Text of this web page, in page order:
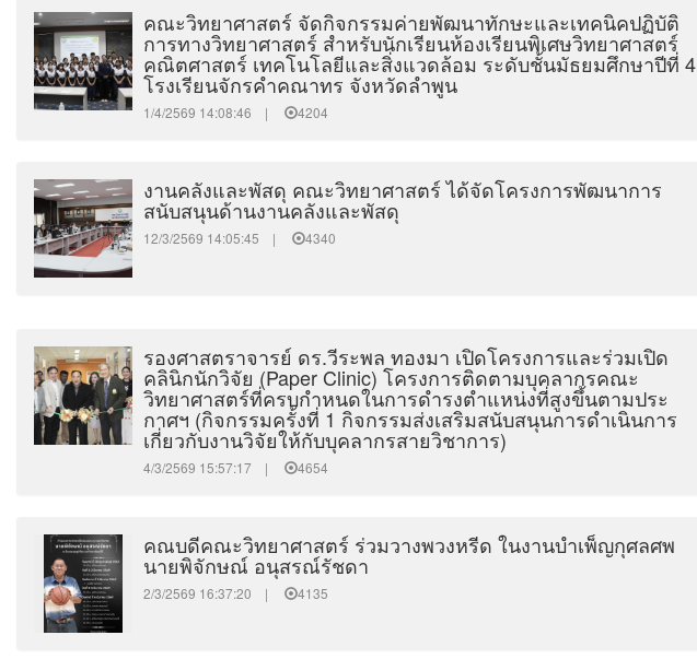
คณะวิทยาศาสตร์ จัดกิจกรรมค่ายพัฒนาทักษะและเทคนิคปฏิบัติ
การทางวิทยาศาสตร์ สำหรับนักเรียนห้องเรียนพิเศษวิทยาศาสตร์
คณิตศาสตร์ เทคโนโลยีและสิ่งแวดล้อม ระดับชั้นมัธยมศึกษาปีที่ 4
โรงเรียนจักรคำคณาทร จังหวัดลำพูน
1/4/2569 14:08:46 | 4204
งานคลังและพัสดุ คณะวิทยาศาสตร์ ได้จัดโครงการพัฒนาการ
สนับสนุนด้านงานคลังและพัสดุ
12/3/2569 14:05:45 | 4340
รองศาสตราจารย์ ดร.วีระพล ทองมา เปิดโครงการและร่วมเปิด
คลินิกนักวิจัย (Paper Clinic) โครงการติดตามบุคลากรคณะ
วิทยาศาสตร์ที่ครบกำหนดในการดำรงตำแหน่งที่สูงขึ้นตามประ
กาศฯ (กิจกรรมครั้งที่ 1 กิจกรรมส่งเสริมสนับสนุนการดำเนินการ
เกี่ยวกับงานวิจัยให้กับบุคลากรสายวิชาการ)
4/3/2569 15:57:17 | 4654
คณบดีคณะวิทยาศาสตร์ ร่วมวางพวงหรีด ในงานบำเพ็ญกุศลศพ
นายพิจักษณ์ อนุสรณ์รัชดา
2/3/2569 16:37:20 | 4135